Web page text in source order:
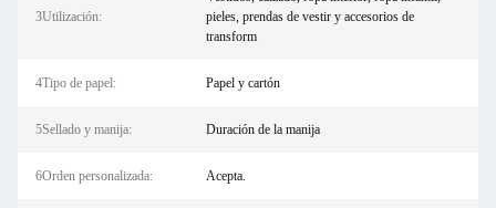
3Utilización:
pieles, prendas de vestir y accesorios de
transform
4Tipo de papel: Papel y cartón
5Sellado y manija: Duración de la manija
6Orden personalizada: Acepta.